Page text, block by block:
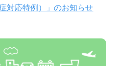
対応特例）」のお知らせ